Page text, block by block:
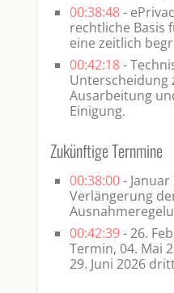
00:38:48-
rechtliche Basis
eine zeitlich
00:42:18-
Unterscheidung
Ausarbeitung
Einigung.
Zukünftige Ternmine
00:38:00-
Verlängerung
00:42:39- 26.
Termin, 04. Mai
29. Juni 2026